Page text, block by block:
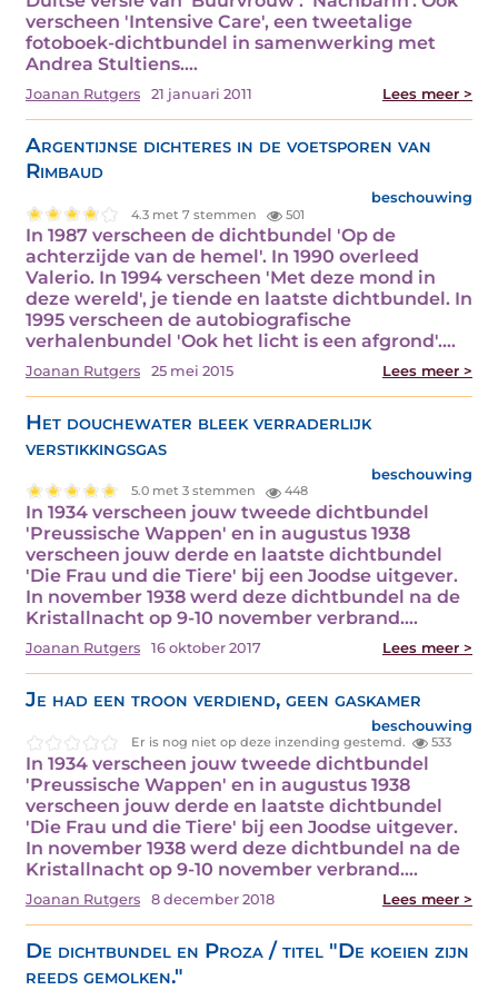
verscheen 'Intensive Care', een tweetalige
fotoboek-dichtbundel in samenwerking met
Andrea Stultiens.…
Joanan Rutgers 21 januari 2011 Lees meer >
Argentijnse dichteres in de voetsporen van
Rimbaud
beschouwing
4.3 met 7 stemmen 501
In 1987 verscheen de dichtbundel 'Op de
achterzijde van de hemel'. In 1990 overleed
Valerio. In 1994 verscheen 'Met deze mond in
deze wereld', je tiende en laatste dichtbundel. In
1995 verscheen de autobiografische
verhalenbundel 'Ook het licht is een afgrond'.…
Joanan Rutgers 25 mei 2015 Lees meer >
Het douchewater bleek verraderlijk
verstikkingsgas
beschouwing
5.0 met 3 stemmen 448
In 1934 verscheen jouw tweede dichtbundel
'Preussische Wappen' en in augustus 1938
verscheen jouw derde en laatste dichtbundel
'Die Frau und die Tiere' bij een Joodse uitgever.
In november 1938 werd deze dichtbundel na de
Kristallnacht op 9-10 november verbrand.…
Joanan Rutgers 16 oktober 2017 Lees meer >
Je had een troon verdiend, geen gaskamer
beschouwing
Er is nog niet op deze inzending gestemd. 533
In 1934 verscheen jouw tweede dichtbundel
'Preussische Wappen' en in augustus 1938
verscheen jouw derde en laatste dichtbundel
'Die Frau und die Tiere' bij een Joodse uitgever.
In november 1938 werd deze dichtbundel na de
Kristallnacht op 9-10 november verbrand.…
Joanan Rutgers 8 december 2018 Lees meer >
De dichtbundel en Proza / titel "De koeien zijn
reeds gemolken."